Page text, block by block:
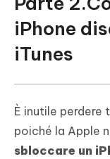
iPhone
iTunes
È inutile perdere
poiché la Apple
sbloccare un